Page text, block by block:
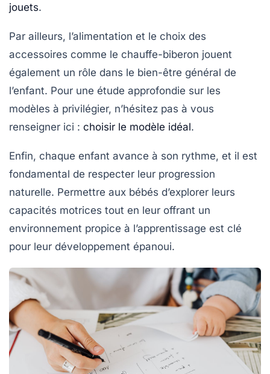
jouets.
Par ailleurs, l’alimentation et le choix des
accessoires comme le chauffe-biberon jouent
également un rôle dans le bien-être général de
l’enfant. Pour une étude approfondie sur les
modèles à privilégier, n’hésitez pas à vous
renseigner ici : choisir le modèle idéal.
Enfin, chaque enfant avance à son rythme, et il est
fondamental de respecter leur progression
naturelle. Permettre aux bébés d’explorer leurs
capacités motrices tout en leur offrant un
environnement propice à l’apprentissage est clé
pour leur développement épanoui.